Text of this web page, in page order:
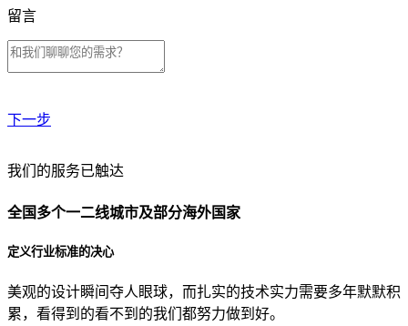
留言
下一步
贵公司预算范围是？
贵公司的团队规模是？
目前主要的营销渠道是？
我们的服务已触达
全国多个一二线城市及部分海外国家
定义行业标准的决心
美观的设计瞬间夺人眼球，而扎实的技术实力需要多年默默积
累，看得到的看不到的我们都努力做到好。